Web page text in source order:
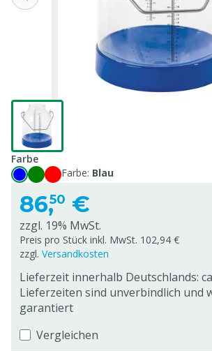
Farbe
Farbe: Blau
86,50 €
zzgl. 19% MwSt.
Preis pro Stück inkl. MwSt. 102,94 €
zzgl. Versandkosten
Lieferzeit innerhalb Deutschlands:
Lieferzeiten sind unverbindlich und
garantiert
Vergleichen